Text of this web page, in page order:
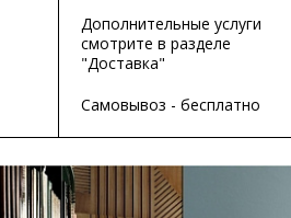
Дополнительные услуги
смотрите в разделе
"Доставка"
Самовывоз - бесплатно